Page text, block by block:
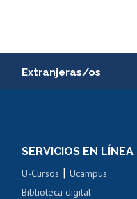
Extranjeras/os
Cursos de español
SERVICIOS EN LÍNEA
U-Cursos |Ucampus
Biblioteca digital